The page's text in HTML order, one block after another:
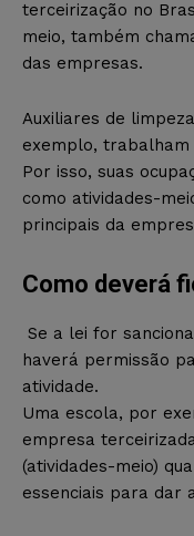
terceirização no
meio, também
das empresas.
Auxiliares de
exemplo, trabalham
Por isso, suas
como atividades-
principais da
Como deverá
Se a lei for
haverá permissão
atividade.
Uma escola, por
empresa
(atividades-meio)
essenciais para dar